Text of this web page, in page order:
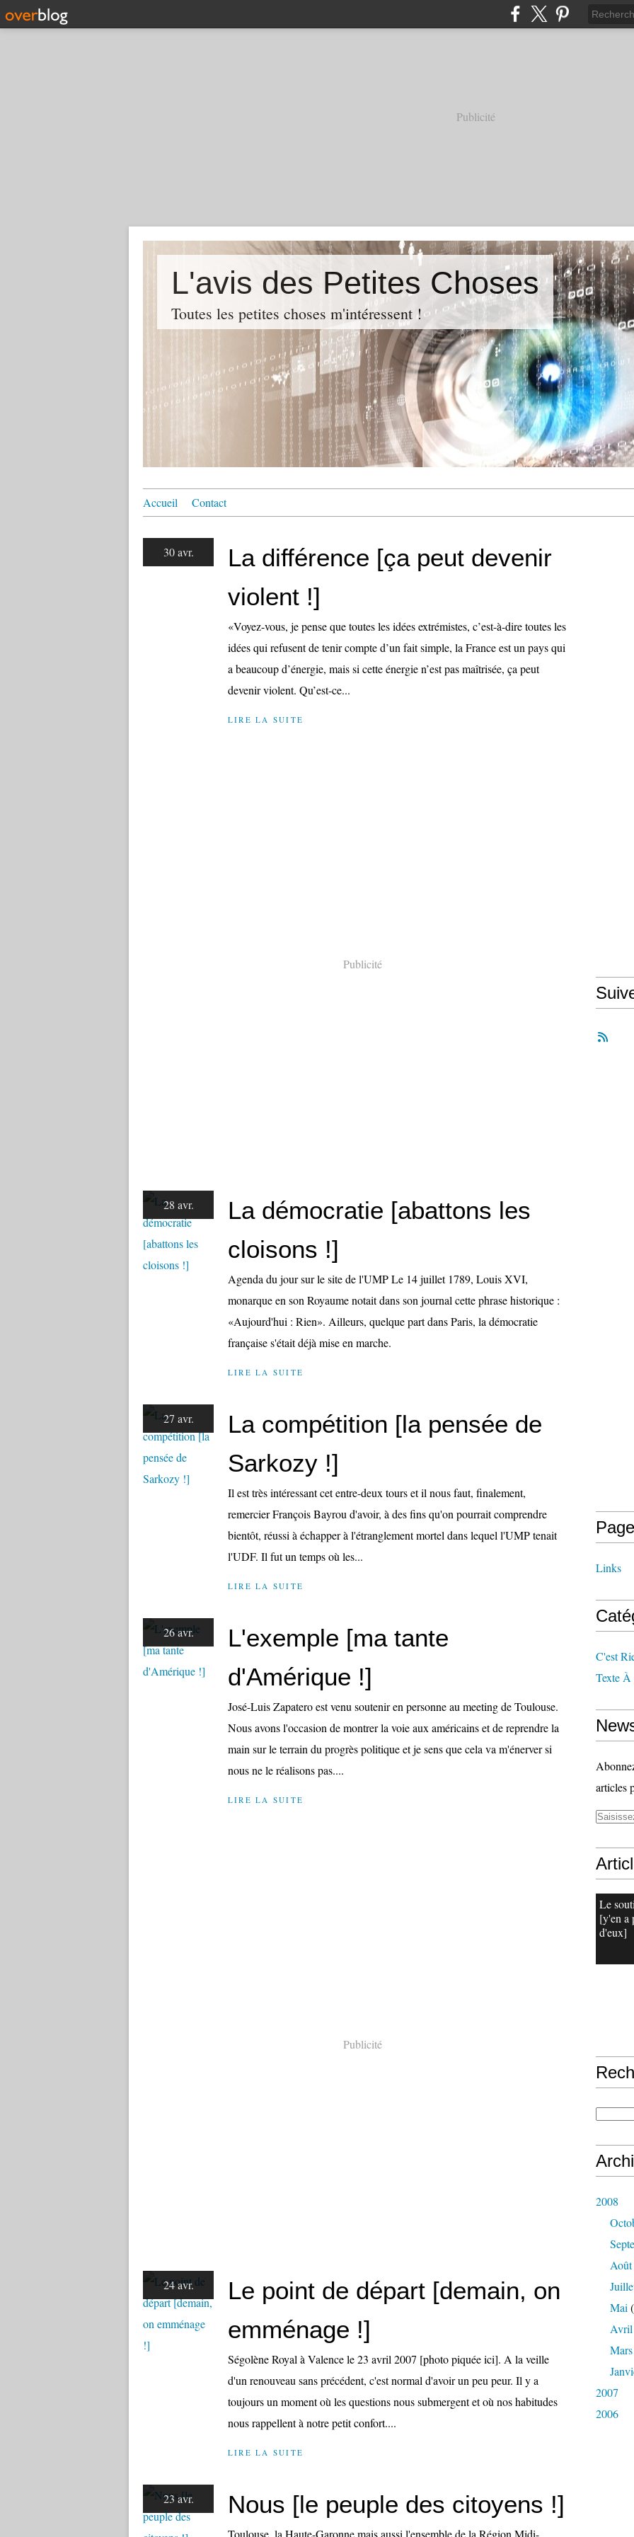
Publicité
L'avis des Petites Choses
Toutes les petites choses m'intéressent !
Accueil Contact
30 avr.
La différence [ça peut devenir
violent !]
«Voyez-vous, je pense que toutes les idées extrémistes, c’est-à-dire toutes les
idées qui refusent de tenir compte d’un fait simple, la France est un pays qui
a beaucoup d’énergie, mais si cette énergie n’est pas maîtrisée, ça peut
devenir violent. Qu’est-ce...
LIRE LA SUITE
Publicité
28 avr.
La démocratie [abattons les
cloisons !]
Agenda du jour sur le site de l'UMP Le 14 juillet 1789, Louis XVI,
monarque en son Royaume notait dans son journal cette phrase historique :
«Aujourd'hui : Rien». Ailleurs, quelque part dans Paris, la démocratie
française s'était déjà mise en marche.
LIRE LA SUITE
27 avr.
La compétition [la pensée de
Sarkozy !]
Il est très intéressant cet entre-deux tours et il nous faut, finalement,
remercier François Bayrou d'avoir, à des fins qu'on pourrait comprendre
bientôt, réussi à échapper à l'étranglement mortel dans lequel l'UMP tenait
l'UDF. Il fut un temps où les...
LIRE LA SUITE
26 avr.
L'exemple [ma tante
d'Amérique !]
José-Luis Zapatero est venu soutenir en personne au meeting de Toulouse.
Nous avons l'occasion de montrer la voie aux américains et de reprendre la
main sur le terrain du progrès politique et je sens que cela va m'énerver si
nous ne le réalisons pas....
LIRE LA SUITE
Publicité
24 avr.
Le point de départ [demain, on
emménage !]
Ségolène Royal à Valence le 23 avril 2007 [photo piquée ici]. A la veille
d'un renouveau sans précédent, c'est normal d'avoir un peu peur. Il y a
toujours un moment où les questions nous submergent et où nos habitudes
nous rappellent à notre petit confort....
LIRE LA SUITE
23 avr. Nous [le peuple des citoyens !]
Toulouse, la Haute-Garonne mais aussi l'ensemble de la Région Midi-
Links
C'est
Texte
articles
Le
[y'en a
d'eux]
2008
Août
Mai
Avril
Mars
2007
2006